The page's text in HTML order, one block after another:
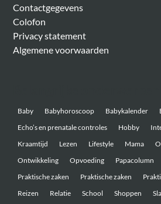
Contactgegevens
Colofon
Privacy statement
Algemene voorwaarden
Baby Babyhoroscoop Babykalender
Echo’s en prenatale controles
Hobby
Kraamtijd
Lezen Lifestyle Mama
Ontwikkeling
Opvoeding Papacolumn
Praktische zaken
Praktische zaken
Reizen
Relatie School Shoppen